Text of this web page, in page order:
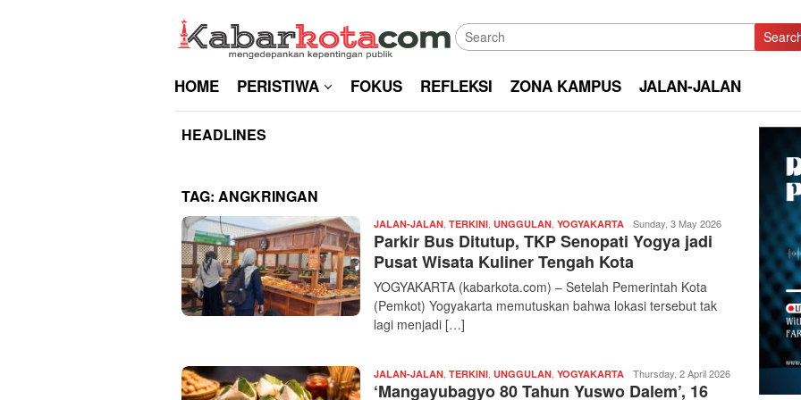
HOME PERISTIWA FOKUS REFLEKSI ZONA KAMPUS JALAN-JALAN
HEADLINES
TAG: ANGKRINGAN
JALAN-JALAN TERKINI UNGGULAN YOGYAKARTA Redaksi
|
kabarkota
Sunday, 3 May 2026
Parkir Bus Ditutup, TKP Senopati Yogya jadi
Pusat Wisata Kuliner Tengah Kota
YOGYAKARTA (kabarkota.com) – Setelah Pemerintah Kota
(Pemkot) Yogyakarta memutuskan bahwa lokasi tersebut tak
lagi menjadi […]
JALAN-JALAN TERKINI UNGGULAN YOGYAKARTA Redaksi
Thursday, 2 April 2026
‘Mangayubagyo 80 Tahun Yuswo Dalem’, 16